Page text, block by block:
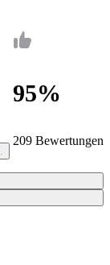
95%
209 Bewertungen